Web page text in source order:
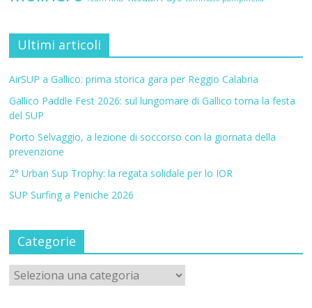
Ultimi articoli
AirSUP a Gallico: prima storica gara per Reggio Calabria
Gallico Paddle Fest 2026: sul lungomare di Gallico torna la festa
del SUP
Porto Selvaggio, a lezione di soccorso con la giornata della
prevenzione
2° Urban Sup Trophy: la regata solidale per lo IOR
SUP Surfing a Peniche 2026
Categorie